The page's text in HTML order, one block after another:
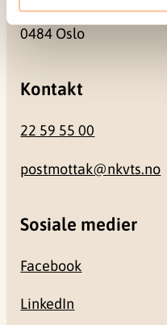
Gullhaugveien 1-3
0484 Oslo
Kontakt
22 59 55 00
postmottak@nkvts.no
Sosiale medier
Facebook
LinkedIn